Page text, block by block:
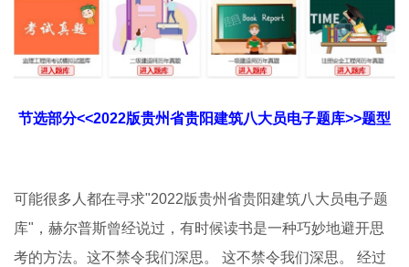
节选部分<<2022版贵州省贵阳建筑八大员电子题库>>题型
可能很多人都在寻求"2022版贵州省贵阳建筑八大员电子题
库"，赫尔普斯曾经说过，有时候读书是一种巧妙地避开思
考的方法。这不禁令我们深思。 这不禁令我们深思。 经过